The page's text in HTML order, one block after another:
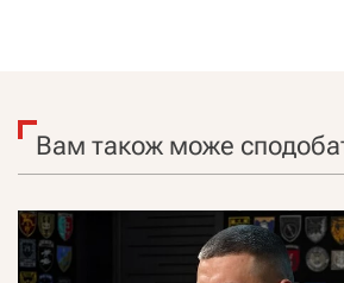
Вам також може